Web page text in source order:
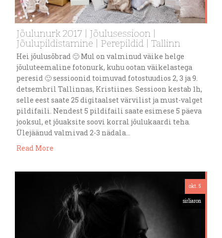
Jõulunurk 2017 | Jõulusessioon |
Jõulupildistamine | Perepildid | Tallinn
Hei jõulusõbrad 🙂 Mul on valminud väike helge
jõuluteemaline fotonurk, kuhu ootan väikelastega
peresid 🙂 sessioonid toimuvad fotostuudios 2, 3 ja 9.
detsembril Tallinnas, Kristiines. Sessioon kestab 1h,
selle eest saate 25 digitaalset värvilist ja must-valget
pildifaili. Nendest 5 pildifaili saate esimese 5 päeva
jooksul, et jõuaksite soovi korral jõulukaardi teha.
Ülejäänud valmivad 2-3 nädala…
Read More
okt. 5
sirliaron